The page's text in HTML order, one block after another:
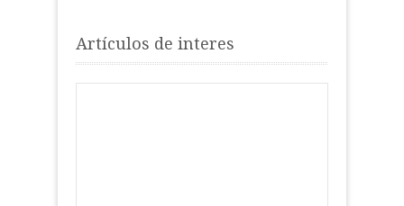
Artículos de interes